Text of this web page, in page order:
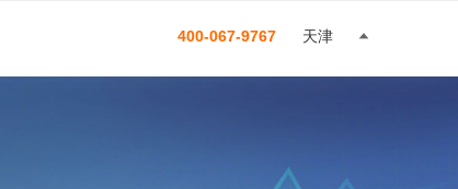
400-067-9767 天津